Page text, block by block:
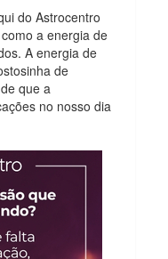
do Astrocentro
a energia de
A energia de
de
que a
no nosso dia